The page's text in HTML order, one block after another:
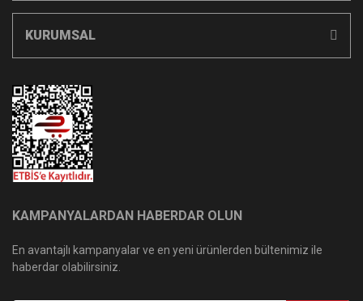
KURUMSAL
KAMPANYALARDAN HABERDAR OLUN
En avantajlı kampanyalar ve en yeni ürünlerden bültenimiz ile
haberdar olabilirsiniz.